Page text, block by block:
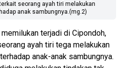
seorang ayah tiri melakukan
anak sambungnya.(mg.2)
terjadi di Cipondoh,
ayah tiri tega melakukan
anak-anak sambungnya.